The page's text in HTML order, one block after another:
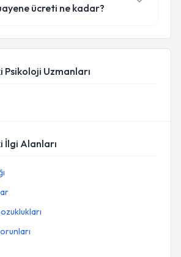
ücreti ne kadar?
Psikoloji Uzmanları
İlgi Alanları